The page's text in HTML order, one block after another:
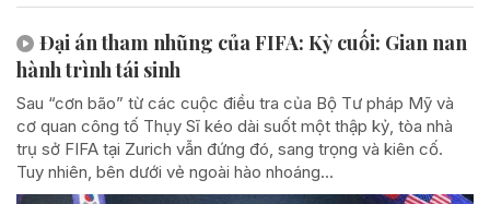
Đại án tham nhũng của FIFA: Kỳ cuối: Gian nan
hành trình tái sinh
Sau “cơn bão” từ các cuộc điều tra của Bộ Tư pháp Mỹ và
cơ quan công tố Thụy Sĩ kéo dài suốt một thập kỷ, tòa nhà
trụ sở FIFA tại Zurich vẫn đứng đó, sang trọng và kiên cố.
Tuy nhiên, bên dưới vẻ ngoài hào nhoáng...